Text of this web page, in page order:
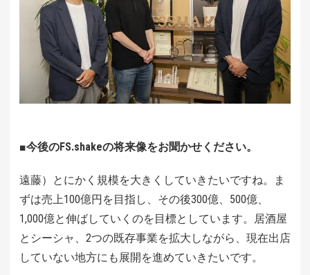
■今後のFS.shakeの将来像をお聞かせください。
遠藤）とにかく規模を大きくしていきたいですね。ま
ずは売上100億円を目指し、その後300億、500億、
1,000億と伸ばしていくのを目標としています。居酒屋
とシーシャ、2つの既存事業を拡大しながら、現在出店
していない地方にも展開を進めていきたいです。